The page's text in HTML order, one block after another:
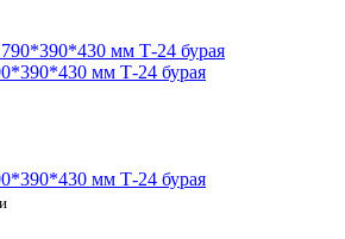
мм Т-24 бурая
мм Т-24 бурая